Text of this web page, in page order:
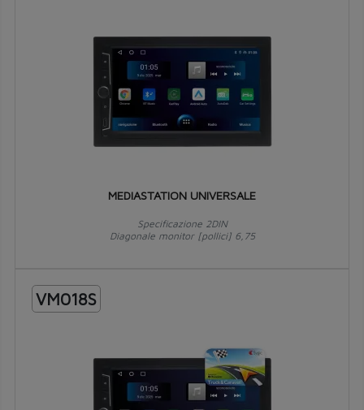
MEDIASTATION UNIVERSALE
Specificazione 2DIN
Diagonale monitor [pollici] 6,75
VM018S